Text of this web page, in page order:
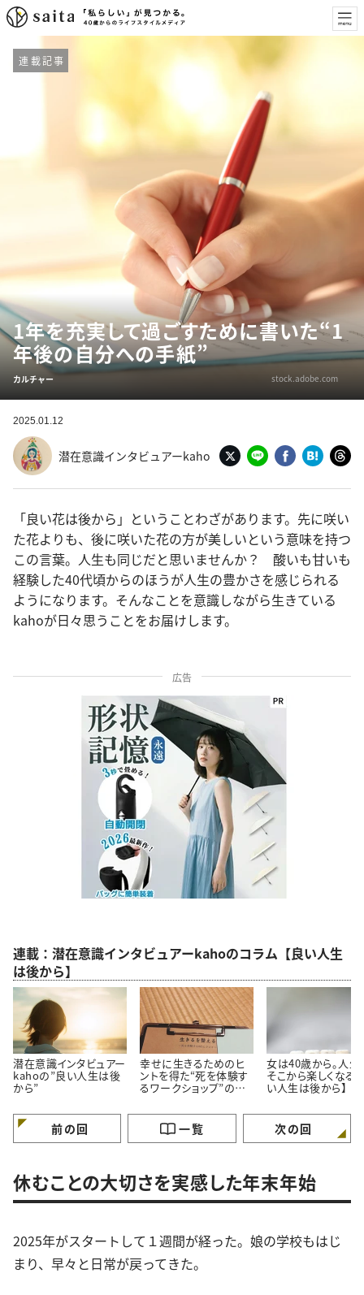
連載記事
1年を充実して過ごすために書いた“1
年後の自分への手紙”
カルチャー stock.adobe.com
2025.01.12
潜在意識インタビュアーkaho
「良い花は後から」ということわざがあります。先に咲い
た花よりも、後に咲いた花の方が美しいという意味を持つ
この言葉。人生も同じだと思いませんか？ 酸いも甘いも
経験した40代頃からのほうが人生の豊かさを感じられる
ようになります。そんなことを意識しながら生きている
kahoが日々思うことをお届けします。
広告
連載：潜在意識インタビュアーkahoのコラム【良い人生
は後から】
潜在意識インタビュアー
kahoの”良い人生は後
から”
幸せに生きるためのヒ
ントを得た“死を体験す
るワークショップ”の話
女は40歳から。人生
そこから楽しくなる。
い人生は後から】
前の回 一覧 次の回
休むことの大切さを実感した年末年始
2025年がスタートして１週間が経った。娘の学校もはじ
まり、早々と日常が戻ってきた。